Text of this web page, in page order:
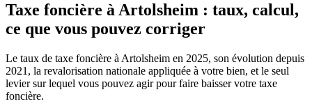
Taxe foncière àArtolsheim : taux, calcul,
ce que vous pouvez corriger
Le taux de taxe foncière à Artolsheim en 2025, son évolution depuis
2021, la revalorisation nationale appliquée à votre bien, et le seul
levier sur lequel vous pouvez agir pour faire baisser votre taxe
foncière.